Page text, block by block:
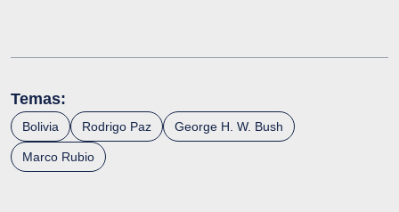
Temas:
Bolivia Rodrigo Paz George H. W. Bush
Marco Rubio